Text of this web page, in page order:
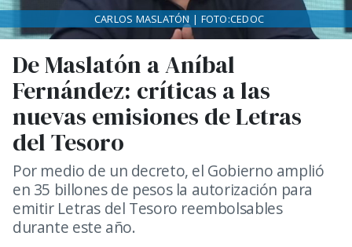
De Maslatón a Aníbal
Fernández: críticas a las
nuevas emisiones de Letras
del Tesoro
Por medio de un decreto, el Gobierno amplió
en 35 billones de pesos la autorización para
emitir Letras del Tesoro reembolsables
durante este año.
CARLOS MASLATÓN | FOTO:CEDOC